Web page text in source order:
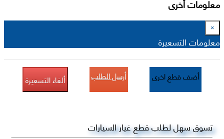
معلومات أخرى
×
معلومات التسعيرة
أضف قطع اخرى أرسل الطلب ألغاء التسعيرة
تسوق سهل لطلب قطع غيار السيارات